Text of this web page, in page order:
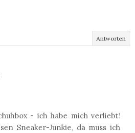
Antworten
- ich habe mich verliebt!
Sneaker-Junkie, da muss ich